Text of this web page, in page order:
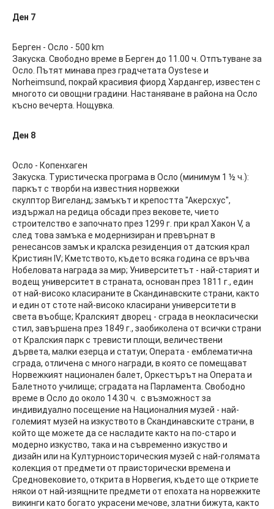
Ден 7
Берген - Осло - 500 km
Закуска. Свободно време в Берген до 11.00 ч. Отпътуване за
Осло. Пътят минава през градчетата Oystese и
Norheimsund, покрай красивия фиорд Хардангер, известен с
многото си овощни градини. Настаняване в района на Осло
късно вечерта. Нощувка.
Ден 8
Осло - Копенхаген
Закуска. Туристическа програма в Осло (минимум 1 ½ ч.):
паркът с творби на известния норвежки
скулптор Вигеланд; замъкът и крепостта "Акерсхус",
издържал на редица обсади през вековете, чието
строителство е започнато през 1299 г. при крал Хакон V, а
след това замъка е модернизиран и превърнат в
ренесансов замък и кралска резиденция от датския крал
Кристиян IV; Кметството, където всяка година се връчва
Нобеловата награда за мир; Университетът - най-старият и
водещ университет в страната, основан през 1811 г., един
от най-високо класираните в Скандинавските страни, както
и един от стоте най-високо класирани университети в
света въобще; Кралският дворец - сграда в неокласически
стил, завършена през 1849 г., заобиколена от всички страни
от Кралския парк с тревисти площи, величествени
дървета, малки езерца и статуи; Операта - емблематична
сграда, отличена с много награди, в която се помещават
Норвежкият национален балет, Оркестърът на Операта и
Балетното училище; сградата на Парламента. Свободно
време в Осло до около 14.30 ч. с възможност за
индивидуално посещение на Националния музей - най-
големият музей на изкуството в Скандинавските страни, в
който ще можете да се насладите както на по-старо и
модерно изкуство, така и на съвременно изкуство и
дизайн или на Културноисторическия музей с най-голямата
колекция от предмети от праисторически времена и
Средновековието, открита в Норвегия, където ще откриете
някои от най-изящните предмети от епохата на норвежките
викинги като богато украсени мечове, златни бижута, както